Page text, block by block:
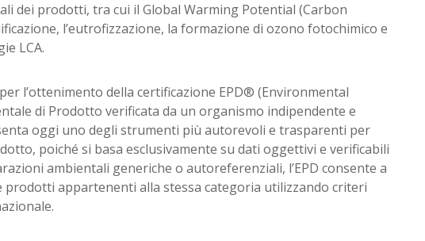
dei prodotti, tra cui il Global Warming Potential (Carbon
l’eutrofizzazione, la formazione di ozono fotochimico e
LCA.
l’ottenimento della certificazione EPD® (Environmental
di Prodotto verificata da un organismo indipendente e
oggi uno degli strumenti più autorevoli e trasparenti per
poiché si basa esclusivamente su dati oggettivi e verificabili
ambientali generiche o autoreferenziali, l’EPD consente a
appartenenti alla stessa categoria utilizzando criteri